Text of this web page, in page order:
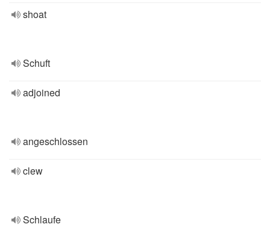
shoat
Schuft
adjoined
angeschlossen
clew
Schlaufe